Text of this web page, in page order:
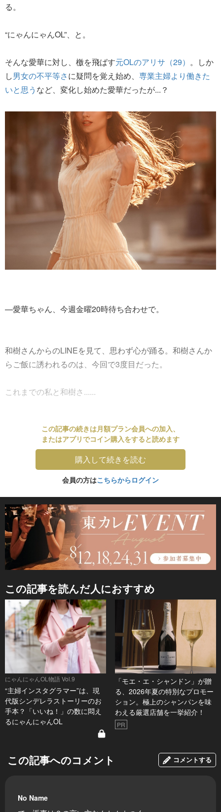
る。
“にゃんにゃんOL”、と。
そんな愛華に対し、檄を飛ばす元OLのアリサ（29） 。しか
し男女の不平等さに疑問を覚え始め、 専業主婦より働きた
いと思う など、変化し始めた愛華だったが...？
—愛華ちゃん、今週金曜20時待ち合わせで。
和樹さんからのLINEを見て、思わず心が踊る。和樹さんか
らご飯に誘われるのは、今回で3度目だった。
これまでの私と和樹さ......
この記事の続きは月額プラン会員への加入、
またはアプリでコイン購入をすると読めます
購入して続きを読む
会員の方はこちらからログイン
この記事を読んだ人におすすめ
にゃんにゃんOL物語 Vol.9
“主婦インスタグラマー”は、現
代版シンデレラストーリーのお
手本？「いいね！」の数に悶え
るにゃんにゃんOL
「モエ・エ・シャンドン」が贈
る、2026年夏の特別なプロモー
ション。極上のシャンパンを味
わえる厳選店舗を一挙紹介！
PR
この記事へのコメント コメントする
No Name